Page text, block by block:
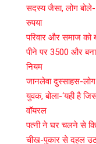
सदस्य जैसा, लोग
रुपया
परिवार और समाज को
पीने पर 3500 और
नियम
जानलेवा दुस्साहस-
युवक, बोला-‘यही है
वॉयरल
पत्नी ने घर चलने से
चीख-पुकार से दहल